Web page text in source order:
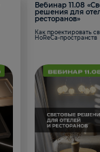
Вебинар 11.08
решения для
ресторанов»
Как проектировать
HoReCa-пространств